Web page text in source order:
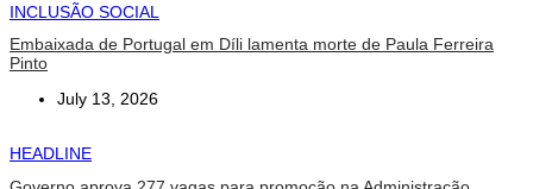
INCLUSÃO SOCIAL
Embaixada de Portugal em Díli lamenta morte de Paula Ferreira
Pinto
July 13, 2026
HEADLINE